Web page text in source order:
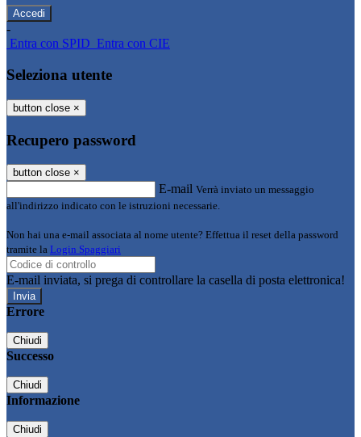
-
Entra con SPID Entra con CIE
Seleziona utente
button close ×
Recupero password
button close ×
E-mail Verrà inviato un messaggio
all'indirizzo indicato con le istruzioni necessarie.
Non hai una e-mail associata al nome utente? Effettua il reset della password
tramite la Login Spaggiari
E-mail inviata, si prega di controllare la casella di posta elettronica!
Errore
Chiudi
Successo
Chiudi
Informazione
Chiudi